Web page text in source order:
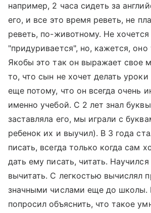
например, 2 часа сидеть за
его, и все это время реветь, не
реветь, по-животному. Не хочется
"придуривается", но, кажется, оно
Якобы это так он выражает свое
то, что сын не хочет делать
еще потому, что он всегда очень
именно учебой. С 2 лет знал
заставляла его, мы играли с
ребенок их и выучил). В 3 года
писать, всегда только когда сам
дать ему писать, читать.
вычитать. С легкостью вычислял
значными числами еще до школы.
попросил объяснить, что такое